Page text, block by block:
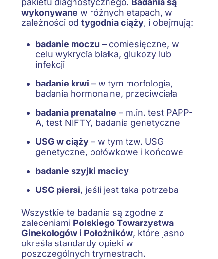
pakietu diagnostycznego. Badania są
wykonywane w różnych etapach, w
zależności od tygodnia ciąży, i obejmują:
badanie moczu – comiesięczne, w
celu wykrycia białka, glukozy lub
infekcji
badanie krwi – w tym morfologia,
badania hormonalne, przeciwciała
badania prenatalne – m.in. test PAPP-
A, test NIFTY, badania genetyczne
USG w ciąży– w tym tzw. USG
genetyczne, połówkowe i końcowe
badanie szyjki macicy
USG piersi, jeśli jest taka potrzeba
Wszystkie te badania są zgodne z
zaleceniami Polskiego Towarzystwa
Ginekologów i Położników, które jasno
określa standardy opieki w
poszczególnych trymestrach.